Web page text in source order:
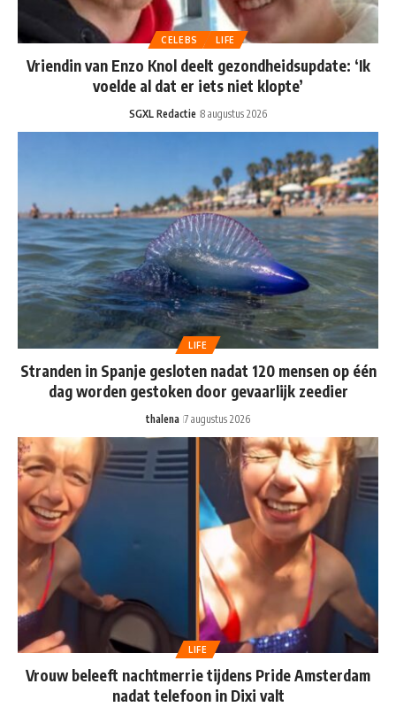
CELEBS LIFE
Vriendin van Enzo Knol deelt gezondheidsupdate: ‘Ik
voelde al dat er iets niet klopte’
SGXL Redactie 8 augustus 2026
LIFE
Stranden in Spanje gesloten nadat 120 mensen op één
dag worden gestoken door gevaarlijk zeedier
thalena 7 augustus 2026
LIFE
Vrouw beleeft nachtmerrie tijdens Pride Amsterdam
nadat telefoon in Dixi valt